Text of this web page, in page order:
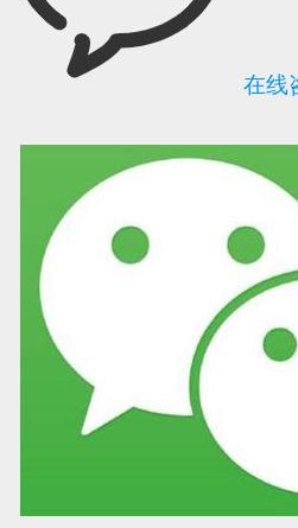
可信网站信用评 网络警察提
在线